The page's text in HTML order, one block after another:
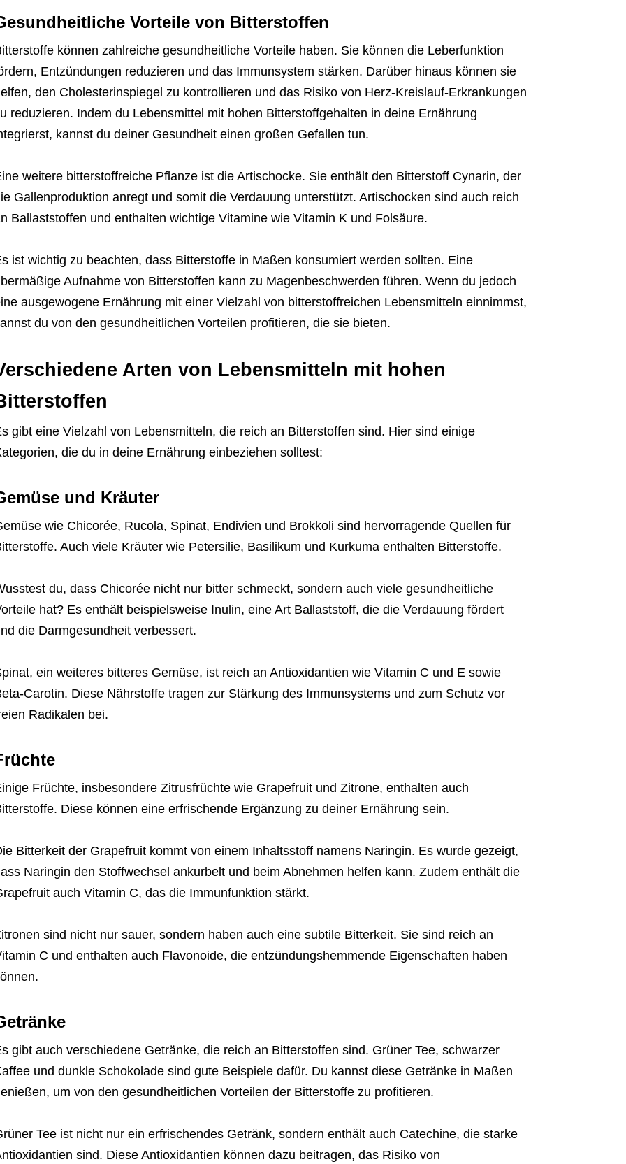
Vorteile von Bitterstoffen
können zahlreiche gesundheitliche Vorteile haben. Sie können die Leberfunktion
Entzündungen reduzieren und das Immunsystem stärken. Darüber hinaus können sie
den Cholesterinspiegel zu kontrollieren und das Risiko von Herz-Kreislauf-Erkrankungen
reduzieren. Indem du Lebensmittel mit hohen Bitterstoffgehalten in deine Ernährung
kannst du deiner Gesundheit einen großen Gefallen tun.
weitere bitterstoffreiche Pflanze ist die Artischocke. Sie enthält den Bitterstoff Cynarin, der
Gallenproduktion anregt und somit die Verdauung unterstützt. Artischocken sind auch reich
Ballaststoffen und enthalten wichtige Vitamine wie Vitamin K und Folsäure.
ist wichtig zu beachten, dass Bitterstoffe in Maßen konsumiert werden sollten. Eine
Aufnahme von Bitterstoffen kann zu Magenbeschwerden führen. Wenn du jedoch
ausgewogene Ernährung mit einer Vielzahl von bitterstoffreichen Lebensmitteln einnimmst,
du von den gesundheitlichen Vorteilen profitieren, die sie bieten.
Arten von Lebensmitteln mit hohen
gibt eine Vielzahl von Lebensmitteln, die reich an Bitterstoffen sind. Hier sind einige
die du in deine Ernährung einbeziehen solltest:
und Kräuter
wie Chicorée, Rucola, Spinat, Endivien und Brokkoli sind hervorragende Quellen für
Auch viele Kräuter wie Petersilie, Basilikum und Kurkuma enthalten Bitterstoffe.
du, dass Chicorée nicht nur bitter schmeckt, sondern auch viele gesundheitliche
hat? Es enthält beispielsweise Inulin, eine Art Ballaststoff, die die Verdauung fördert
die Darmgesundheit verbessert.
ein weiteres bitteres Gemüse, ist reich an Antioxidantien wie Vitamin C und E sowie
Carotin. Diese Nährstoffe tragen zur Stärkung des Immunsystems und zum Schutz vor
Radikalen bei.
Früchte, insbesondere Zitrusfrüchte wie Grapefruit und Zitrone, enthalten auch
Diese können eine erfrischende Ergänzung zu deiner Ernährung sein.
Bitterkeit der Grapefruit kommt von einem Inhaltsstoff namens Naringin. Es wurde gezeigt,
Naringin den Stoffwechsel ankurbelt und beim Abnehmen helfen kann. Zudem enthält die
auch Vitamin C, das die Immunfunktion stärkt.
sind nicht nur sauer, sondern haben auch eine subtile Bitterkeit. Sie sind reich an
C und enthalten auch Flavonoide, die entzündungshemmende Eigenschaften haben
gibt auch verschiedene Getränke, die reich an Bitterstoffen sind. Grüner Tee, schwarzer
und dunkle Schokolade sind gute Beispiele dafür. Du kannst diese Getränke in Maßen
um von den gesundheitlichen Vorteilen der Bitterstoffe zu profitieren.
Tee ist nicht nur ein erfrischendes Getränk, sondern enthält auch Catechine, die starke
sind. Diese Antioxidantien können dazu beitragen, das Risiko von